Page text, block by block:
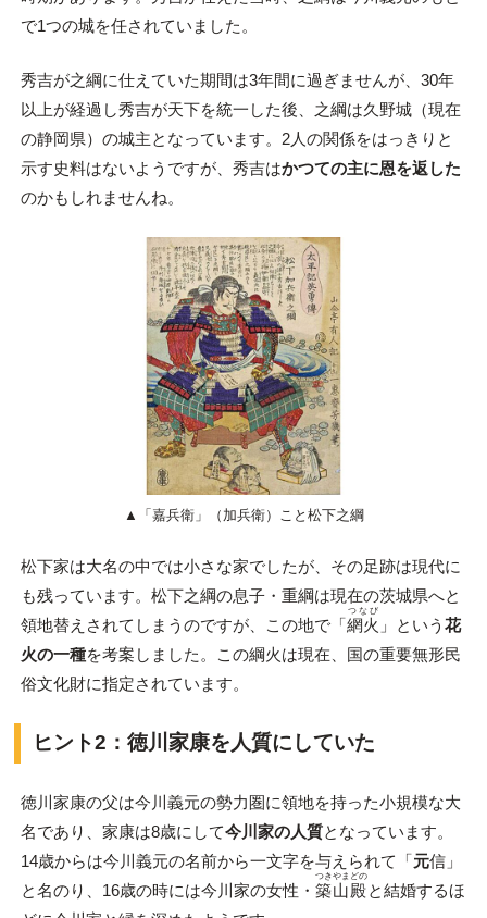
で1つの城を任されていました。
秀吉が之綱に仕えていた期間は3年間に過ぎませんが、30年
以上が経過し秀吉が天下を統一した後、之綱は久野城（現在
の静岡県）の城主となっています。2人の関係をはっきりと
示す史料はないようですが、秀吉はかつての主に恩を返した
のかもしれませんね。
▲「嘉兵衛」（加兵衛）こと松下之綱
松下家は大名の中では小さな家でしたが、その足跡は現代に
も残っています。松下之綱の息子・重綱は現在の茨城県へと
領地替えされてしまうのですが、この地で「網火
つなび
」という 花
火の一種を考案しました。この綱火は現在、国の重要無形民
俗文化財に指定されています。
ヒント2：徳川家康を人質にしていた
徳川家康の父は今川義元の勢力圏に領地を持った小規模な大
名であり、家康は8歳にして今川家の人質となっています。
14歳からは今川義元の名前から一文字を与えられて「 元信」
と名のり、16歳の時には今川家の女性・ 築山殿
つきやまどの
と結婚するほ